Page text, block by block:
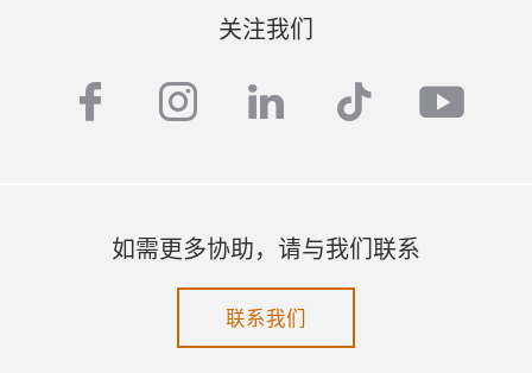
关注我们
facebook
instagram
linkedintiktok
如需更多协助，请与我们联系
联系我们